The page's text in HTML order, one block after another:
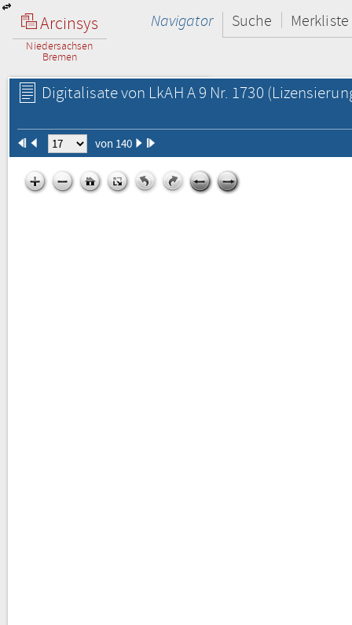
Arcinsys
Niedersachsen
Bremen
Navigator Suche Merkliste
Digitalisate von LkAH A 9 Nr. 1730
von 140